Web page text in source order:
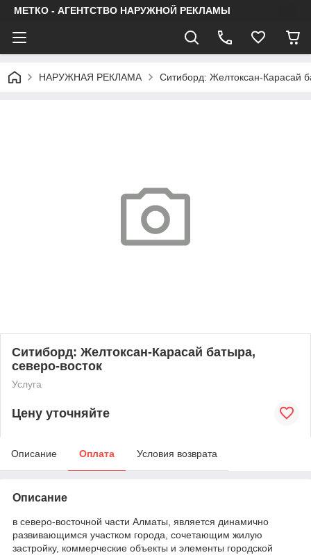
МЕТКО - АГЕНТСТВО НАРУЖНОЙ РЕКЛАМЫ
НАРУЖНАЯ РЕКЛАМА Ситиборд: Желтоксан-Карасай
Ситиборд: Желтоксан-Карасай батыра,
северо-восток
Услуга
Цену уточняйте
Описание Оплата Условия возврата
Описание
в северо-восточной части Алматы, является динамично
развивающимся участком города, сочетающим жилую
застройку, коммерческие объекты и элементы городской